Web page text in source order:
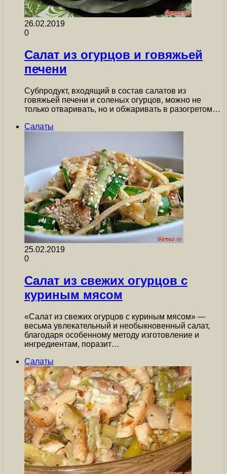
26.02.2019
0
Салат из огурцов и говяжьей
печени
Субпродукт, входящий в состав салатов из
говяжьей печени и соленых огурцов, можно не
только отваривать, но и обжаривать в разогретом…
Салаты
25.02.2019
0
Салат из свежих огурцов с
куриным мясом
«Салат из свежих огурцов с куриным мясом» —
весьма увлекательный и необыкновенный салат,
благодаря особенному методу изготовление и
ингредиентам, поразит…
Салаты